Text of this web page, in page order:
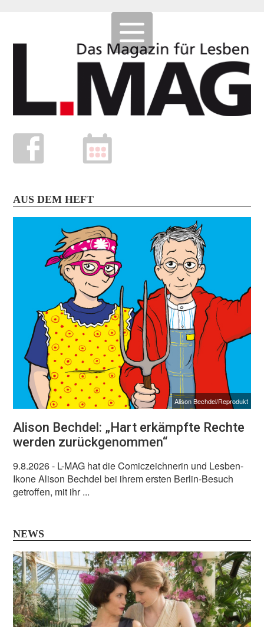
AUS DEM HEFT
Alison Bechdel/Reprodukt
Alison Bechdel: „Hart erkämpfte Rechte
werden zurückgenommen“
9.8.2026- L-MAG hat die Comiczeichnerin und Lesben-
Ikone Alison Bechdel bei ihrem ersten Berlin-Besuch
getroffen, mit ihr ...
NEWS